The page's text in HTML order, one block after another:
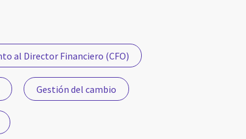
al Director Financiero (CFO)
Gestión del cambio